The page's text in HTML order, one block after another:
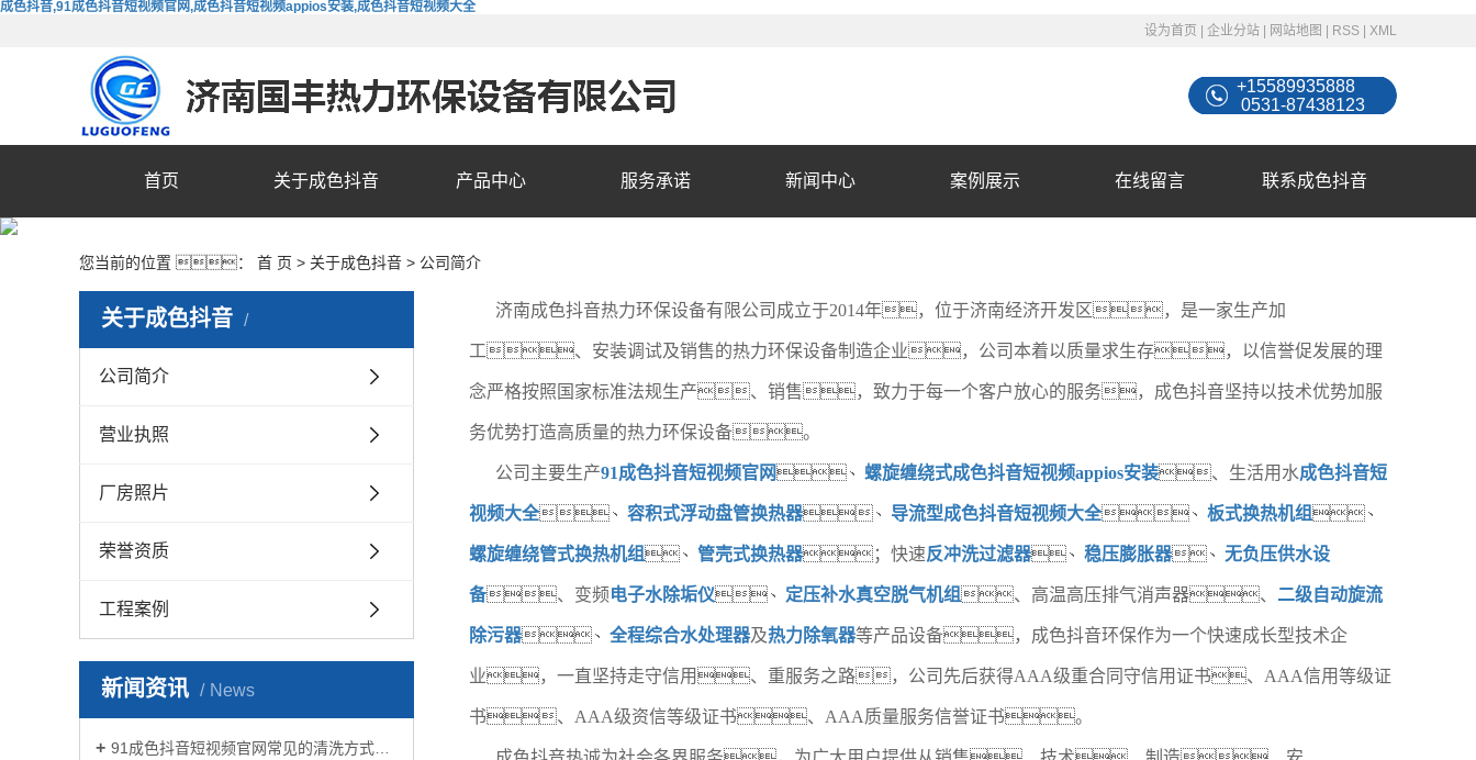
成色抖音,91成色抖音短视频官网,成色抖音短视频appios安装,成色抖音短视频大全
设为首页
企业分站 网站地图 RSS XML
+15589935888
0531-87438123
首页 关于成色抖音 产品中心 服务承诺 新闻中心 案例展示 在线留言 联系成色抖音
您当前的位置 ： 首 页 > 关于成色抖音 > 公司简介
关于成色抖音
公司简介
营业执照
厂房照片
荣誉资质
工程案例
新闻资讯 News
91成色抖音短视频官网常见的清洗方式有哪些？
济南成色抖音热力环保设备有限公司成立于2014年，位于济南经济开发区，是一家生产加
工、安装调试及销售的热力环保设备制造企业，公司本着以质量求生存，以信誉促发展的理
念严格按照国家标准法规生产、销售，致力于每一个客户放心的服务，成色抖音坚持以技术优势加服
务优势打造高质量的热力环保设备。
公司主要生产91成色抖音短视频官网、 螺旋缠绕式成色抖音短视频appios安装、生活用水成色抖音短
视频大全、 容积式浮动盘管换热器、 导流型成色抖音短视频大全、 板式换热机组、
螺旋缠绕管式换热机组、 管壳式换热器；快速反冲洗过滤器、 稳压膨胀器、 无负压供水设
备、变频电子水除垢仪、 定压补水真空脱气机组、高温高压排气消声器、 二级自动旋流
除污器、 全程综合水处理器及热力除氧器等产品设备，成色抖音环保作为一个快速成长型技术企
业，一直坚持走守信用、重服务之路，公司先后获得AAA级重合同守信用证书、AAA信用等级证
书、AAA级资信等级证书、AAA质量服务信誉证书。